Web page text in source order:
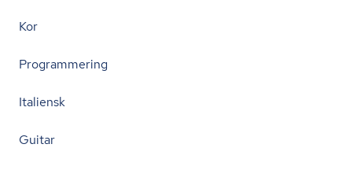
Kor
Programmering
Italiensk
Guitar